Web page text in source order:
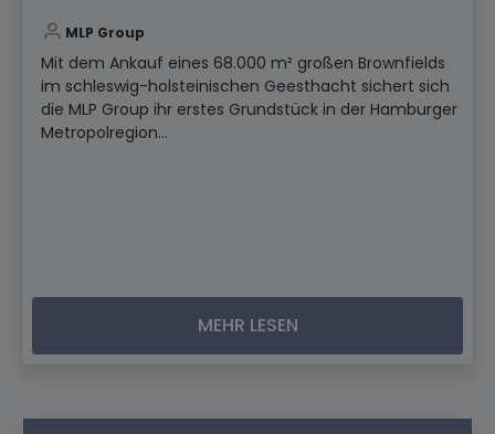
MLP Group
Mit dem Ankauf eines 68.000 m² großen Brownfields
im schleswig-holsteinischen Geesthacht sichert sich
die MLP Group ihr erstes Grundstück in der Hamburger
Metropolregion...
MEHR LESEN